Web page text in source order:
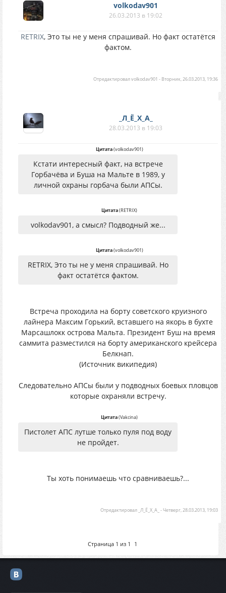
volkodav901
26.03.2013 в 19:02
RETRIX, Это ты не у меня спрашивай. Но факт остатётся
фактом.
Отредактировалvolkodav901 - Вторник, 26.03.2013, 19:36
_Л_Ё_Х_А_
28.03.2013 в 19:03
Цитата(volkodav901)
Кстати интересный факт, на встрече
Горбачёва и Буша на Мальте в 1989, у
личной охраны горбача были АПСы.
Цитата(RETRIX)
volkodav901, а смысл? Подводный же...
Цитата(volkodav901)
RETRIX, Это ты не у меня спрашивай. Но
факт остатётся фактом.
Встреча проходила на борту советского круизного
лайнера Максим Горький, вставшего на якорь в бухте
Марсашлокк острова Мальта. Президент Буш на время
саммита разместился на борту американского крейсера
Белкнап.
(Источник википедия)
Следовательно АПСы были у подводных боевых пловцов
которые охраняли встречу.
Цитата(Vakcina)
Пистолет АПС лутше только пуля под воду
не пройдет.
Ты хоть понимаешь что сравниваешь?...
Отредактировал _Л_Ё_Х_А_ -Четверг, 28.03.2013, 19:03
Страница 1 из 1 1